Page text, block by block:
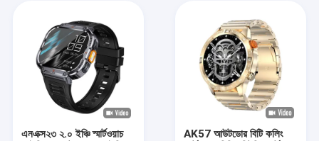
ব্লগ
একটি উদ্ধৃতি অনুরোধ করুন
এনএক্স২৩ ২.০ ইঞ্চি স্মার্টওয়াচ
AK57 আউটডোর বিটি কলিং